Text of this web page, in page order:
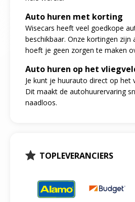
Auto huren met korting
Wisecars heeft veel goedkope
beschikbaar. Onze kortingen zijn
hoeft je geen zorgen te maken
Auto huren op het
Je kunt je huurauto direct op het
Dit maakt de autohuurervaring
naadloos.
TOPLEVERANCIERS